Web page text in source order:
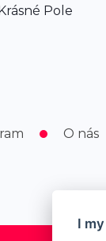
Pole
O nás
I